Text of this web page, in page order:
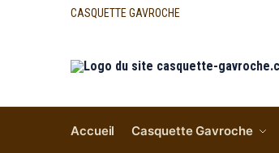
CASQUETTE GAVROCHE
Accueil Casquette Gavroche